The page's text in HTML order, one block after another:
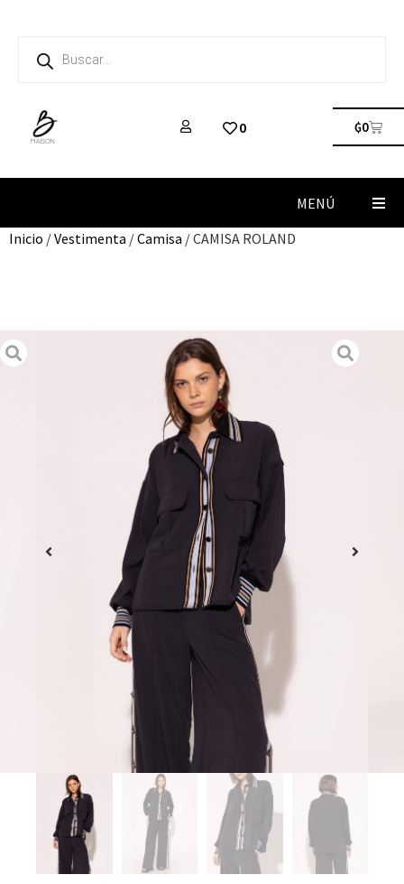
0 ₲0
MENÚ
Inicio /Vestimenta /Camisa / CAMISA ROLAND